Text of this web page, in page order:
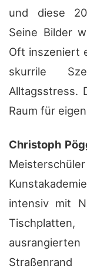
und diese
Seine Bilder
Oft inszeniert
skurrile
Alltagsstress.
Raum für
Christoph
intensiv mit